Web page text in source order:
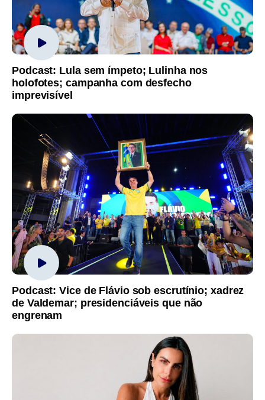
Podcast: Lula sem ímpeto; Lulinha nos
holofotes; campanha com desfecho
imprevisível
Podcast: Vice de Flávio sob escrutínio; xadrez
de Valdemar; presidenciáveis que não
engrenam